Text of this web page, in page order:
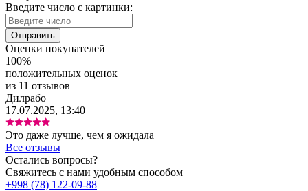
Введите число с картинки:
Оценки покупателей
100%
положительных оценок
из 11 отзывов
Дилрабо
17.07.2025, 13:40
Это даже лучше, чем я ожидалa
Все отзывы
Остались вопросы?
Свяжитесь с нами удобным способом
+998 (78) 122-09-88